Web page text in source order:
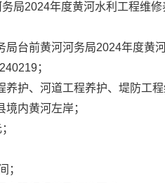
局2024年度黄河水利工程维
局台前黄河河务局2024年度黄
；
养护、河道工程养护、堤防工
内黄河左岸；
；